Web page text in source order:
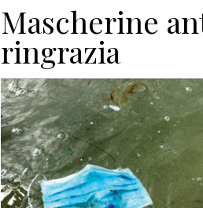
Mascherine
ringrazia